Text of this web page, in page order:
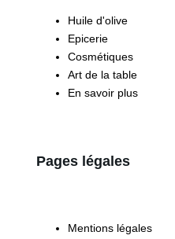
Huile d'olive
Epicerie
Cosmétiques
Art de la table
En savoir plus
Pages légales
Mentions légales